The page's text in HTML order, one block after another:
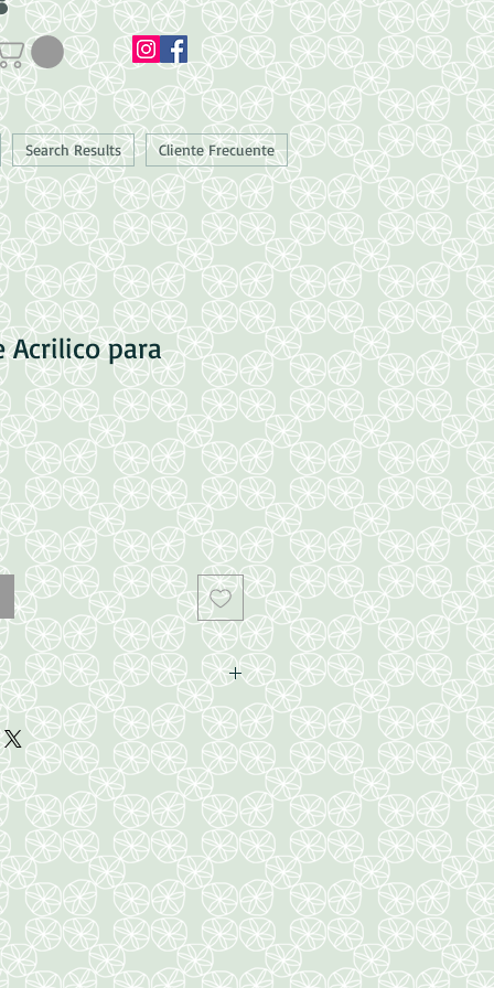
Search Results Cliente Frecuente
Acrilico para